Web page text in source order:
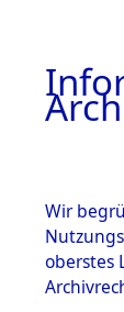
Wir
oberstes